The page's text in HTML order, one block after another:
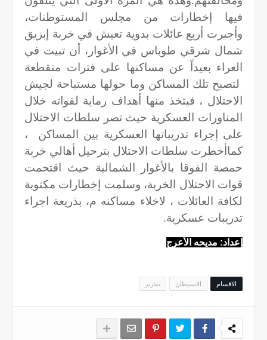
فيها إخطارات من مجلس المستوطنات،
وأجبرت أربع عائلات بدوية تعيش في خربة إبزيق
شمال شرقي طوباس في الأغوار، أن تبيت في
العراء بعيداً عن مساكنها على فترات متقطعة
لتصبح تلك المساكن وما حولها مستباحة لجيش
الاحتلال ، فيتخذ منها أهداف رماية لقواته خلال
المناورات العسكرية حيث تصر سلطات الاحتلال
على إجراء تدريباتها العسكرية بين المساكن ،
كماأخطرت سلطات الاحتلال بترحيل أهالي خربة
حمصة الفوقا بالأغوار الشمالية حيث اقتحمت
قوات الاحتلال الخربة، وسلمت إخطارات مكتوبة
لكافة العائلات ، لاخلاء مساكنه م، بذريعة اجراء
تدريبات عسكرية.
إعداد: مديحه الأعرج
الاقسام الاستيطان تقارير